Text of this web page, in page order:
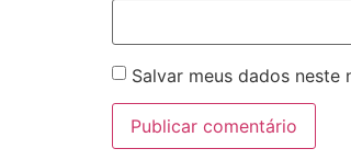
Salvar meus dados